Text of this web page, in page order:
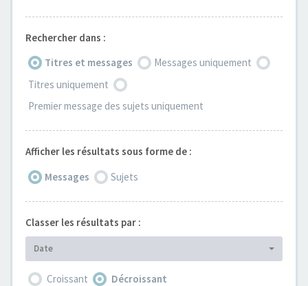
Rechercher dans :
Titres et messages
Messages uniquement
Titres uniquement
Premier message des sujets uniquement
Afficher les résultats sous forme de :
Messages
Sujets
Classer les résultats par :
Date
Croissant Décroissant